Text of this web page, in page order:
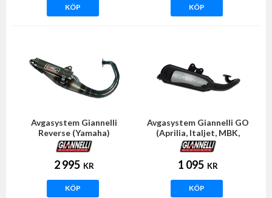
KÖP KÖP
Avgasystem Giannelli
Reverse (Yamaha)
2 995 KR
KÖP
Avgasystem Giannelli GO
(Aprilia, Italjet, MBK,
Yamaha)
1 095 KR
KÖP